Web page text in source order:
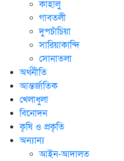
কাহালু
গাবতলী
দুপচাঁচিয়া
সারিয়াকান্দি
সোনাতলা
অর্থনীতি
আন্তর্জাতিক
খেলাধুলা
বিনোদন
কৃষি ও প্রকৃতি
অন্যান্য
আইন-আদালত